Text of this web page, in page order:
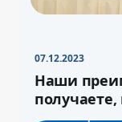
07.12.2023
Наши
получаете,